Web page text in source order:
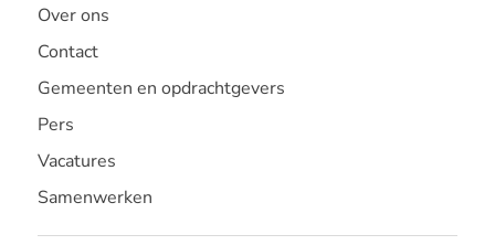
Over ons
Contact
Gemeenten en opdrachtgevers
Pers
Vacatures
Samenwerken